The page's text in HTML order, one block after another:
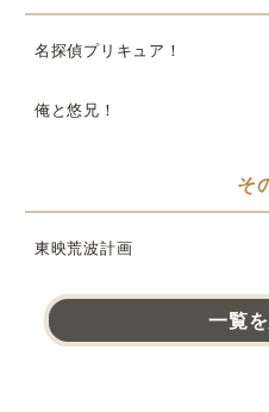
名探偵プリキュア！
俺と悠兄！
そ
東映荒波計画
一覧